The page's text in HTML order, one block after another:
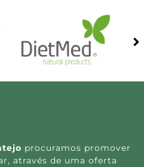
procuramos promover
através de uma oferta